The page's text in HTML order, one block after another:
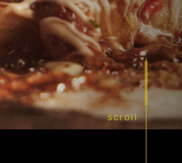
scroll